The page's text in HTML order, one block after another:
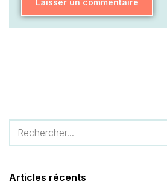
Articles récents